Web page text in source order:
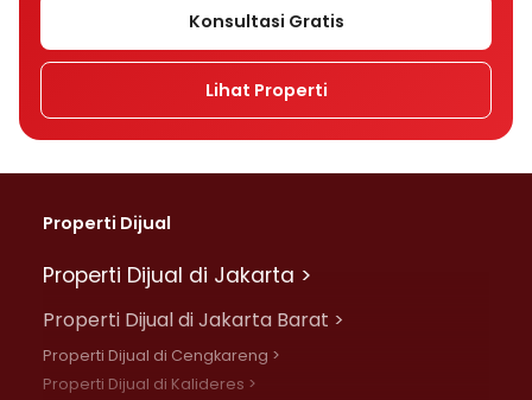
Apakah suku bunga memengaruhi cicilan
KPR?
Apa perbedaan bunga fixed dan floating
dalam KPR?
Mengapa cicilan KPR bisa naik setelah
Apa perbedaan bunga flat, efektif, dan
anuitas?
Rumah Rp500 juta cicilannya berapa per
bulan?
Konsultasi Gratis
Lihat Properti
Properti Dijual
Properti Dijual di Jakarta >
Properti Dijual di Jakarta Barat >
Properti Dijual di Cengkareng >
Properti Dijual di Kalideres >